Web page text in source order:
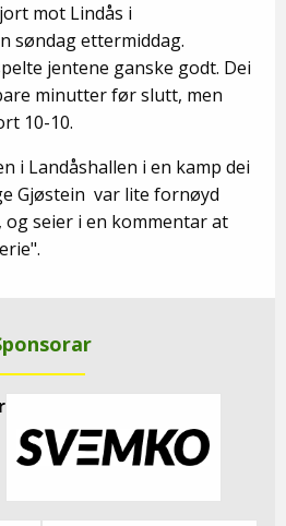
mot Lindås i
søndag ettermiddag.
jentene ganske godt. Dei
minutter før slutt, men
10-10.
i Landåshallen i en kamp dei
Gjøstein var lite fornøyd
seier i en kommentar at